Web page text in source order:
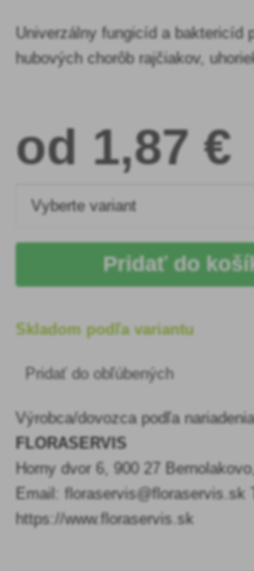
Univerzálny fungicíd a baktericíd
hubových chorôb rajčiakov,
od 1,87 €
Pridať do
Skladom podľa variantu
Pridať do obľúbených
Výrobca/dovozca podľa
FLORASERVIS
Horny dvor 6, 900 27
Email: floraservis@floraservis.sk
https://www.floraservis.sk